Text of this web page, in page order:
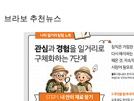
브라보 추천뉴스